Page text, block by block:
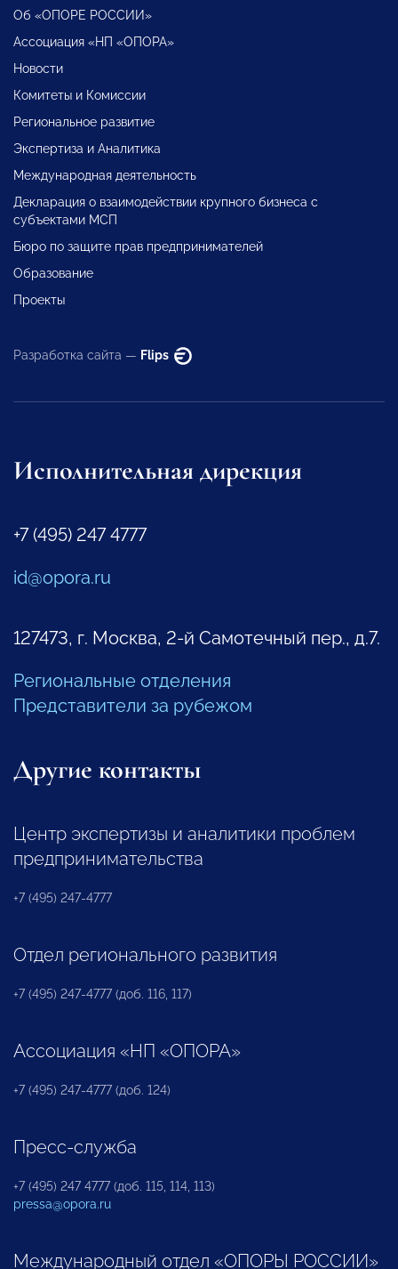
Об «ОПОРЕ РОССИИ»
Ассоциация «НП «ОПОРА»
Новости
Комитеты и Комиссии
Региональное развитие
Экспертиза и Аналитика
Международная деятельность
Декларация о взаимодействии крупного бизнеса с
субъектами МСП
Бюро по защите прав предпринимателей
Образование
Проекты
Разработка сайта — Flips
Исполнительная дирекция
+7 (495) 247 4777
id@opora.ru
127473, г. Москва, 2-й Самотечный пер., д.7.
Региональные отделения
Представители за рубежом
Другие контакты
Центр экспертизы и аналитики проблем
предпринимательства
+7 (495) 247-4777
Отдел регионального развития
+7 (495) 247-4777 (доб. 116, 117)
Ассоциация «НП «ОПОРА»
+7 (495) 247-4777 (доб. 124)
Пресс-служба
+7 (495) 247 4777 (доб. 115, 114, 113)
pressa@opora.ru
Международный отдел «ОПОРЫ РОССИИ»